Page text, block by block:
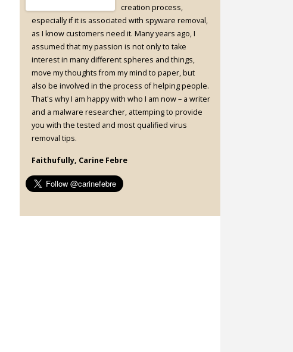
creation process,
especially if it is associated with spyware removal,
as I know customers need it. Many years ago, I
assumed that my passion is not only to take
interest in many different spheres and things,
move my thoughts from my mind to paper, but
also be involved in the process of helping people.
That's why I am happy with who I am now – a writer
and a malware researcher, attemping to provide
you with the tested and most qualified virus
removal tips.
Faithufully, Carine Febre